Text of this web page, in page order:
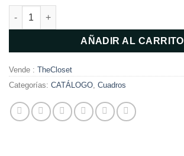
CUADRO FASHION GIRL cantidad
AÑADIR AL CARRITO
Vende : TheCloset
Categorías: CATÁLOGO, Cuadros